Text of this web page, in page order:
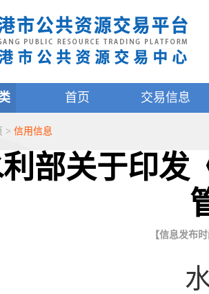
首页 交易信息
> 信用信息
部关于印发
【信息发布